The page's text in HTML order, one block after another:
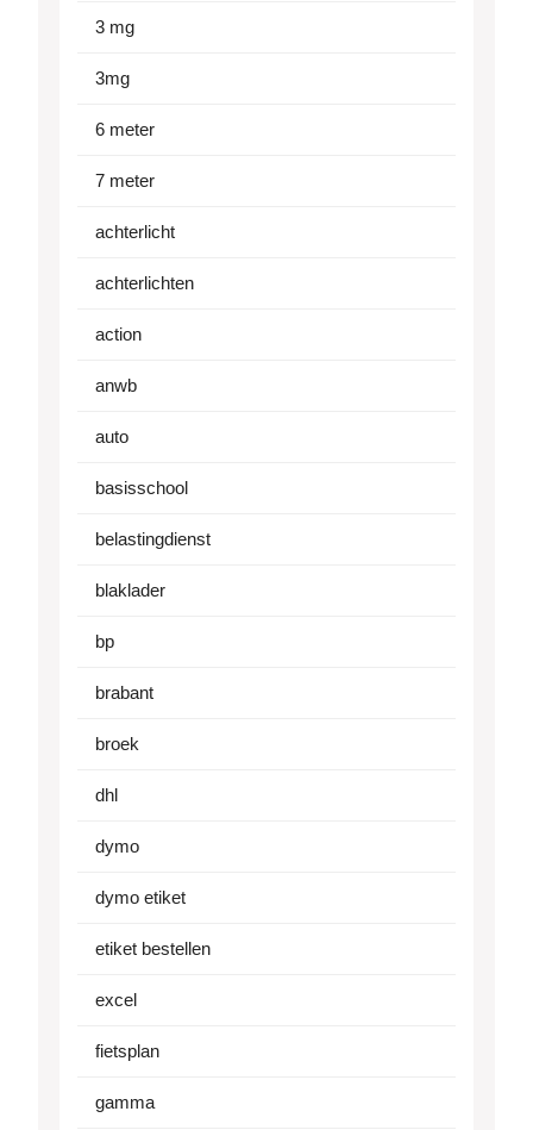
3 mg
3mg
6 meter
7 meter
achterlicht
achterlichten
action
anwb
auto
basisschool
belastingdienst
blaklader
bp
brabant
broek
dhl
dymo
dymo etiket
etiket bestellen
excel
fietsplan
gamma